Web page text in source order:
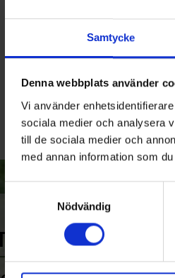
Samtycke
Denna webbplats använder
Vi använder
sociala medier och analysera
till de sociala medier och
med annan information som
Nödvändig
ENKELT